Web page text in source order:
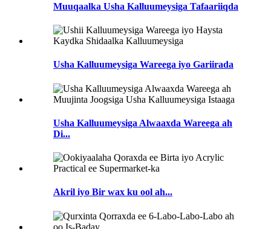
Muuqaalka Usha Kalluumeysiga Tafaariiqda
Usha Kalluumeysiga Wareega iyo Gariirada
Usha Kalluumeysiga Alwaaxda Wareega ah
Di...
Akril iyo Bir wax ku ool ah...